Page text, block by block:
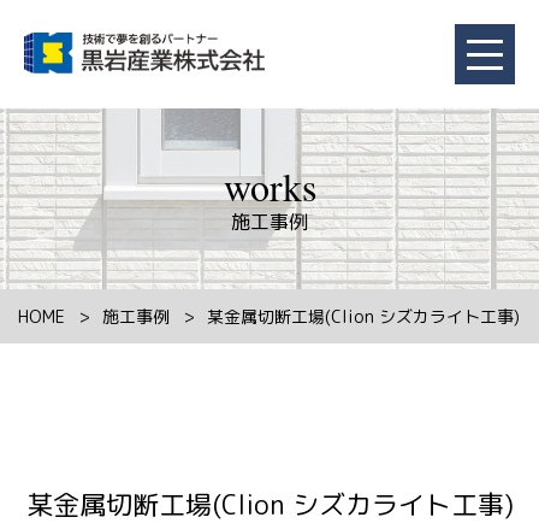
works
施工事例
HOME 施工事例 某金属切断工場(Clion シズカライト工事)
某金属切断工場(Clion シズカライト工事)